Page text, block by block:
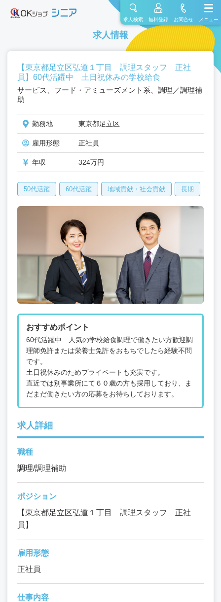
求人検索 無料登録 お問合せ メニュー
求人情報
【東京都足立区弘道１丁目 調理スタッフ 正社
員】60代活躍中 土日祝休みの学校給食
サービス、フード・アミューズメント系、調理／調理補
助
勤務地 東京都足立区
雇用形態 正社員
年収 324万円
50代活躍 60代活躍 地域貢献・社会貢献 長期
おすすめポイント
60代活躍中 人気の学校給食調理で働きたい方歓迎調
理師免許または栄養士免許をおもちでしたら経験不問
です。
土日祝休みのためプライベートも充実です。
直近では別事業所にて６０歳の方も採用しており、ま
だまだ働きたい方の応募をお待ちしております。
求人詳細
職種
調理/調理補助
ポジション
【東京都足立区弘道１丁目 調理スタッフ 正社
員】
雇用形態
正社員
仕事内容